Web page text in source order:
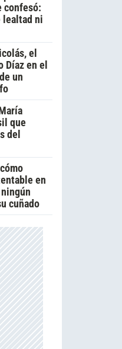
confesó:
lealtad ni
el
Díaz en el
un
que
del
en
cuñado